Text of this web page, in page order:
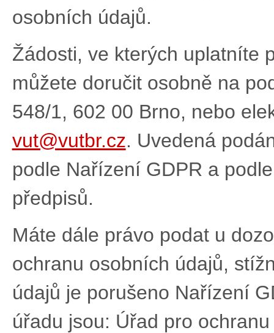
osobních údajů.
Žádosti, ve kterých uplatníte
můžete doručit osobně na
548/1, 602 00 Brno, nebo
vut@vutbr.cz. Uvedená
podle Nařízení GDPR a
předpisů.
Máte dále právo podat u
ochranu osobních údajů,
údajů je porušeno Nařízení
úřadu jsou: Úřad pro